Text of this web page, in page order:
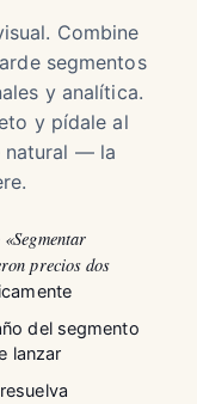
Combine
segmentos
y analítica.
y pídale al
natural — la
«Segmentar
precios dos
del segmento
lanzar